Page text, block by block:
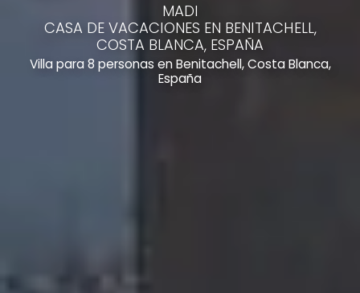
MADI
CASA DE VACACIONES EN BENITACHELL,
COSTA BLANCA, ESPAÑA
Villa para 8 personas en Benitachell, Costa Blanca,
España